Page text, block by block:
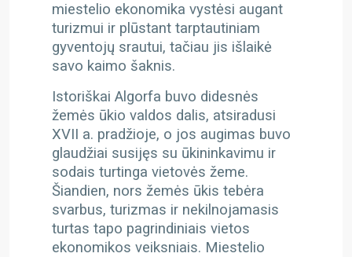
miestelio ekonomika vystėsi augant
turizmui ir plūstant tarptautiniam
gyventojų srautui, tačiau jis išlaikė
savo kaimo šaknis.
Istoriškai Algorfa buvo didesnės
žemės ūkio valdos dalis, atsiradusi
XVII a. pradžioje, o jos augimas buvo
glaudžiai susijęs su ūkininkavimu ir
sodais turtinga vietovės žeme.
Šiandien, nors žemės ūkis tebėra
svarbus, turizmas ir nekilnojamasis
turtas tapo pagrindiniais vietos
ekonomikos veiksniais. Miestelio